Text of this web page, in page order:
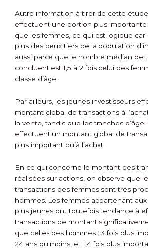
Autre information à tirer de cette
effectuent une portion plus importante
que les femmes, ce qui est logique car
plus des deux tiers de la population
aussi parce que le nombre médian de
concluent est 1,5 à 2 fois celui des
classe d’âge.
Par ailleurs, les jeunes investisseurs
montant global de transactions à
la vente, tandis que les tranches d’âge
effectuent un montant global de
plus important qu’à l’achat.
En ce qui concerne le montant des
réalisées sur actions, on observe que
transactions des femmes sont très
hommes. Les femmes appartenant aux
plus jeunes ont toutefois tendance à
transactions de montant
que celles des hommes : 3 fois plus
24 ans ou moins, et 1,4 fois plus